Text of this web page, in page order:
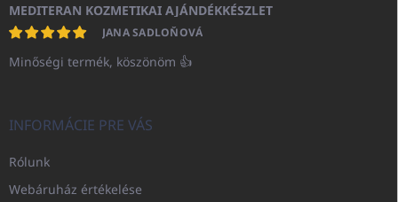
MEDITERAN KOZMETIKAI AJÁNDÉKKÉSZLET
JANA SADLOŇOVÁ
Minőségi termék, köszönöm 👍
INFORMÁCIE PRE VÁS
Rólunk
Webáruház értékelése